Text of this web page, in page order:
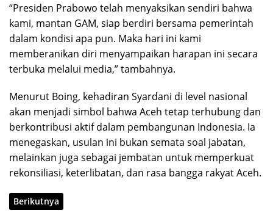
“Presiden Prabowo telah menyaksikan sendiri bahwa
kami, mantan GAM, siap berdiri bersama pemerintah
dalam kondisi apa pun. Maka hari ini kami
memberanikan diri menyampaikan harapan ini secara
terbuka melalui media,” tambahnya.
Menurut Boing, kehadiran Syardani di level nasional
akan menjadi simbol bahwa Aceh tetap terhubung dan
berkontribusi aktif dalam pembangunan Indonesia. Ia
menegaskan, usulan ini bukan semata soal jabatan,
melainkan juga sebagai jembatan untuk memperkuat
rekonsiliasi, keterlibatan, dan rasa bangga rakyat Aceh.
Berikutnya